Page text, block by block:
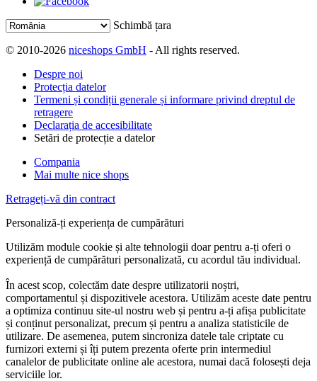
Schimbă țara
© 2010-2026 niceshops GmbH - All rights reserved.
Despre noi
Protecția datelor
Termeni și condiții generale și informare privind dreptul de
retragere
Declarația de accesibilitate
Setări de protecție a datelor
Compania
Mai multe nice shops
Retrageți-vă din contract
Personaliză-ți experiența de cumpărături
Utilizăm module cookie și alte tehnologii doar pentru a-ți oferi o
experiență de cumpărături personalizată, cu acordul tău individual.
În acest scop, colectăm date despre utilizatorii noștri,
comportamentul și dispozitivele acestora. Utilizăm aceste date pentru
a optimiza continuu site-ul nostru web și pentru a-ți afișa publicitate
și conținut personalizat, precum și pentru a analiza statisticile de
utilizare. De asemenea, putem sincroniza datele tale criptate cu
furnizori externi și îți putem prezenta oferte prin intermediul
canalelor de publicitate online ale acestora, numai dacă folosești deja
serviciile lor.